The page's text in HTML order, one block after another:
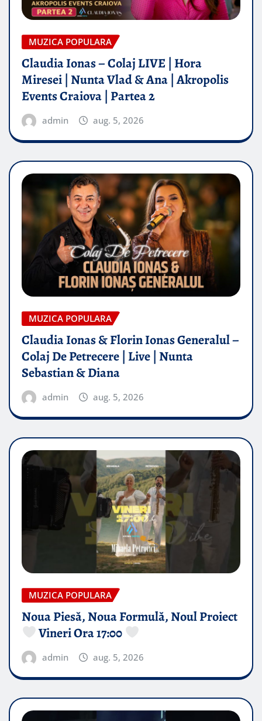
MUZICA POPULARA
Claudia Ionas – Colaj LIVE | Hora
Miresei | Nunta Vlad & Ana | Akropolis
Events Craiova | Partea 2
admin aug. 5, 2026
MUZICA POPULARA
Claudia Ionas & Florin Ionas Generalul –
Colaj De Petrecere | Live | Nunta
Sebastian & Diana
admin aug. 5, 2026
MUZICA POPULARA
Noua Piesă, Noua Formulă, Noul Proiect
Vineri Ora 17:00
admin aug. 5, 2026